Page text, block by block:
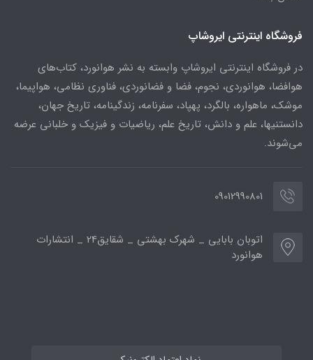
فروشگاه اینترنتی ایروشاپ
در فروشگاه اینترنتی ایروشاپ وابسته به نشر هوانورد، کتاب‌های
هوافضا، هوانوردی، نجوم، فضا و فضانوردی، فناوری نظامی، هواپیما،
موشک، ماهواره، بالگرد، پهپاد، سفرنامه، زندگینامه، تاریخ جهان،
دانستنیها، علم و دانش، تاریخ علم، ریاضیات و فیزیک و خلبانی عرضه
می‌شوند.
09012990801
اتوبان بابایی _ شهرک بهشتی _ شقایق24 _ انتشارات
هوانورد